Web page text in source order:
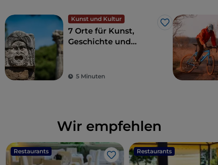
Kunst und Kultur
Like
7 Orte für Kunst,
Geschichte und
5 Minuten
Wir empfehlen
Restaurants
Like
Restaurants